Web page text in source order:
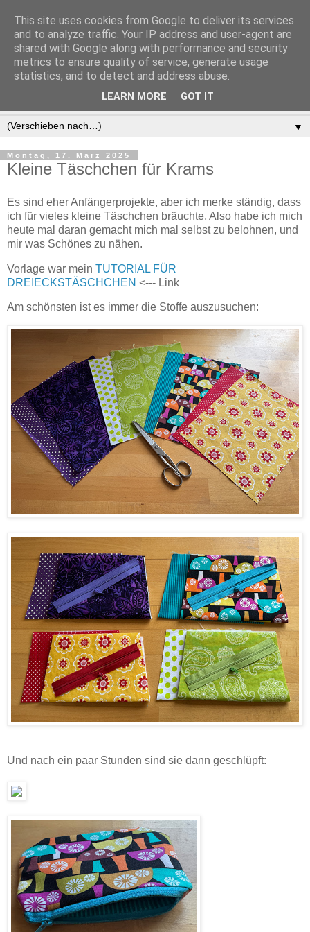
It's your mind that creates this world
▼
Montag, 17. März 2025
Kleine Täschchen für Krams
Es sind eher Anfängerprojekte, aber ich merke ständig, dass
ich für vieles kleine Täschchen bräuchte. Also habe ich mich
heute mal daran gemacht mich mal selbst zu belohnen, und
mir was Schönes zu nähen.
Vorlage war mein TUTORIAL FÜR
DREIECKSTÄSCHCHEN <--- Link
Am schönsten ist es immer die Stoffe auszusuchen:
Und nach ein paar Stunden sind sie dann geschlüpft:
This site uses cookies from Google to deliver its services
and to analyze traffic. Your IP address and user-agent are
shared with Google along with performance and security
metrics to ensure quality of service, generate usage
statistics, and to detect and address abuse.
LEARN MORE GOT IT